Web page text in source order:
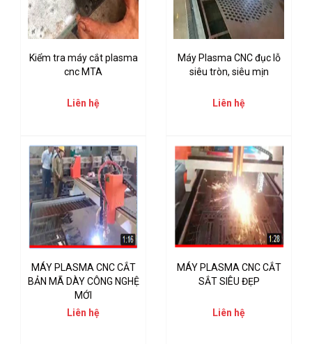
Kiểm tra máy cắt plasma
cnc MTA
Liên hệ
Máy Plasma CNC đục lỗ
siêu tròn, siêu mịn
Liên hệ
MÁY PLASMA CNC CẮT
BẢN MÃ DÀY CÔNG NGHỆ
MỚI
Liên hệ
MÁY PLASMA CNC CẮT
SẮT SIÊU ĐẸP
Liên hệ